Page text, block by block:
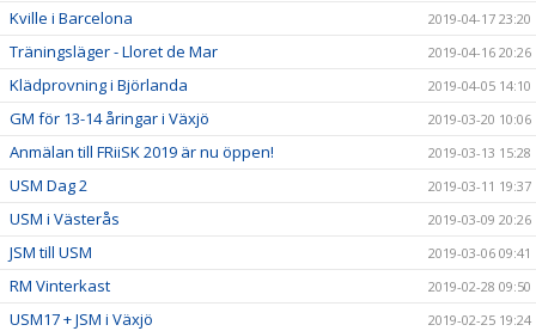
Kville i Barcelona 2019-04-17 23:20
Träningsläger - Lloret de Mar 2019-04-16 20:26
Klädprovning i Björlanda 2019-04-05 14:10
GM för 13-14 åringar i Växjö 2019-03-20 10:06
Anmälan till FRiiSK 2019 är nu öppen! 2019-03-13 15:28
USM Dag 2 2019-03-11 19:37
USM i Västerås 2019-03-09 20:26
JSM till USM 2019-03-06 09:41
RM Vinterkast 2019-02-28 09:50
USM17 + JSM i Växjö 2019-02-25 19:24